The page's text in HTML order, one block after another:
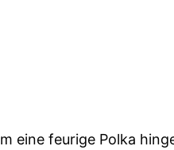
eine feurige Polka